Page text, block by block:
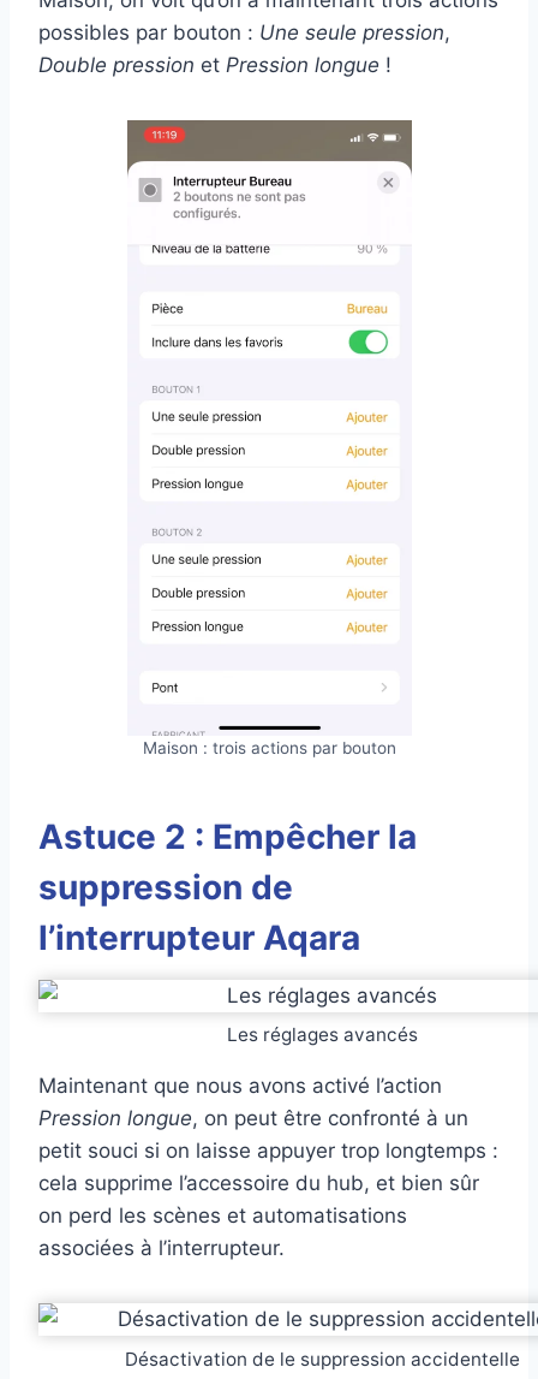
possibles par bouton : Une seule pression,
Double pression et Pression longue !
Maison : trois actions par bouton
Astuce 2 : Empêcher la
suppression de
l’interrupteur Aqara
Les réglages avancés
Maintenant que nous avons activé l’action
Pression longue, on peut être confronté à un
petit souci si on laisse appuyer trop longtemps :
cela supprime l’accessoire du hub, et bien sûr
on perd les scènes et automatisations
associées à l’interrupteur.
Désactivation de le suppression accidentelle